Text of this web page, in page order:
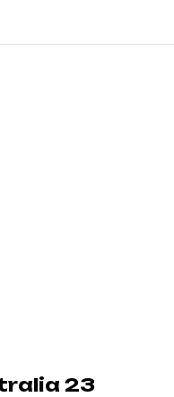
23